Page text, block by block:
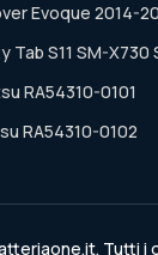
Evoque 2014-
Tab S11 SM-X730
RA54310-0101
RA54310-0102
Tutti i